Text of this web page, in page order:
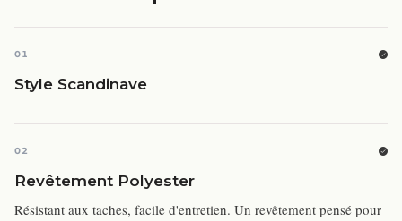
01
Style Scandinave
02
Revêtement Polyester
Résistant aux taches, facile d'entretien. Un revêtement pensé pour